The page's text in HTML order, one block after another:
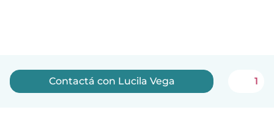
Contactá con Lucila Vega 1